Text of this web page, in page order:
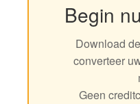
Begin
Download
converteer
Geen